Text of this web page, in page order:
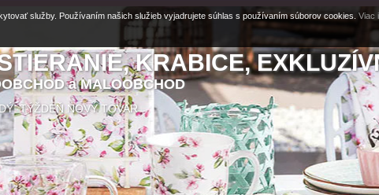
KRABICE,
a MALOOBCHOD
TÝŽDEŇ NOVÝ TOVAR
služby. Používaním našich služieb vyjadrujete súhlas s používaním súborov cookies. Viac